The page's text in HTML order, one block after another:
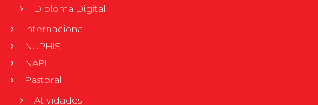
Diploma Digital
Internacional
NUPHIS
NAPI
Pastoral
Atividades